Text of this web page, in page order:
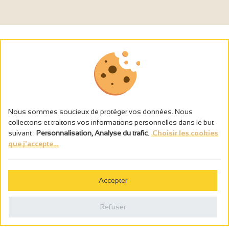
L’abus d’alcool est dangereux pour la santé, à consommer avec
Politique de confidentialité
Nous sommes soucieux de protéger vos données. Nous
collectons et traitons vos informations personnelles dans le but
suivant : Personnalisation, Analyse du trafic Choisir les cookies
que j'accepte...
Accepter
Refuser